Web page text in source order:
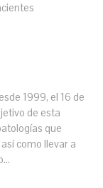
1999, el 16 de
de esta
que
como llevar a